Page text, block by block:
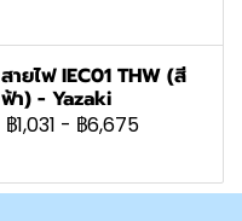
สายไฟ IEC01 THW (สี
ฟ้า) - Yazaki
฿1,031 - ฿6,675